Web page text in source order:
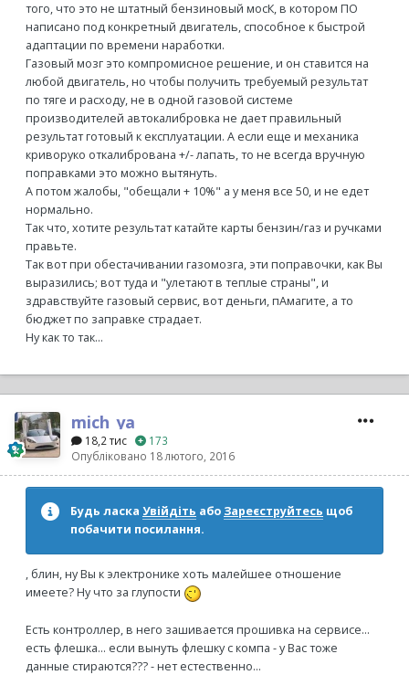
того, что это не штатный бензиновый мосК, в котором ПО
написано под конкретный двигатель, способное к быстрой
адаптации по времени наработки.
Газовый мозг это компромисное решение, и он ставится на
любой двигатель, но чтобы получить требуемый результат
по тяге и расходу, не в одной газовой системе
производителей автокалибровка не дает правильный
результат готовый к експлуатации. А если еще и механика
криворуко откалибрована +/- лапать, то не всегда вручную
поправками это можно вытянуть.
А потом жалобы, "обещали + 10%" а у меня все 50, и не едет
нормально.
Так что, хотите результат катайте карты бензин/газ и ручками
правьте.
Так вот при обестачивании газомозга, эти поправочки, как Вы
выразились; вот туда и "улетают в теплые страны", и
здравствуйте газовый сервис, вот деньги, пАмагите, а то
бюджет по заправке страдает.
Ну как то так...
mich_ya
18,2 тис
173
Опубліковано 18 лютого, 2016
Будь ласка Увійдіть або Зареєструйтесь щоб
побачити посилання.
, блин, ну Вы к электронике хоть малейшее отношение
имеете? Ну что за глупости
Есть контроллер, в него зашивается прошивка на сервисе...
есть флешка... если вынуть флешку с компа - у Вас тоже
данные стираются??? - нет естественно...